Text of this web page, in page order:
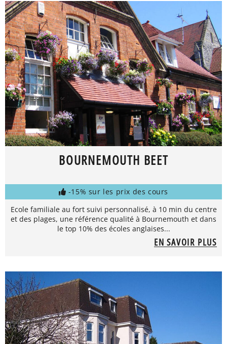
BOURNEMOUTH BEET
-15% sur les prix des cours
Ecole familiale au fort suivi personnalisé, à 10 min du centre
et des plages, une référence qualité à Bournemouth et dans
le top 10% des écoles anglaises...
EN SAVOIR PLUS